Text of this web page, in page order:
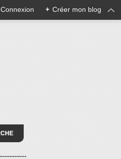
Connexion + Créer mon blog